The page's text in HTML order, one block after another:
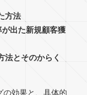
方法
が出た新規顧客獲
法とそのからく
の効果と、具体的